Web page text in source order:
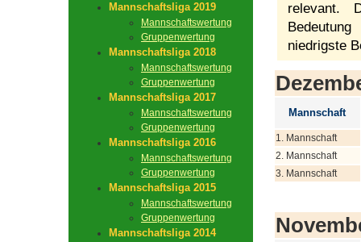
Mannschaftsliga 2019
Mannschaftswertung
Gruppenwertung
Mannschaftsliga 2018
Mannschaftswertung
Gruppenwertung
Mannschaftsliga 2017
Mannschaftswertung
Gruppenwertung
Mannschaftsliga 2016
Mannschaftswertung
Gruppenwertung
Mannschaftsliga 2015
Mannschaftswertung
Gruppenwertung
Mannschaftsliga 2014
relevant.
niedrigste
Mannschaft
1. Mannschaft
2. Mannschaft
3. Mannschaft